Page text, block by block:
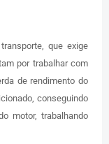
que exige
por trabalhar com
de rendimento do
conseguindo
motor, trabalhando